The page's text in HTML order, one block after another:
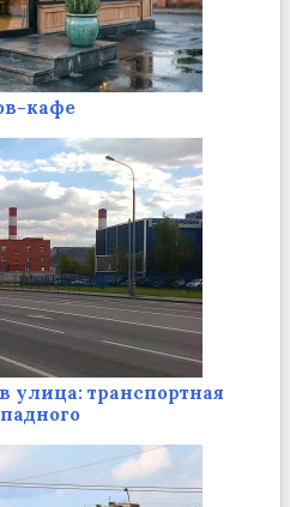
кафе
улица: транспортная